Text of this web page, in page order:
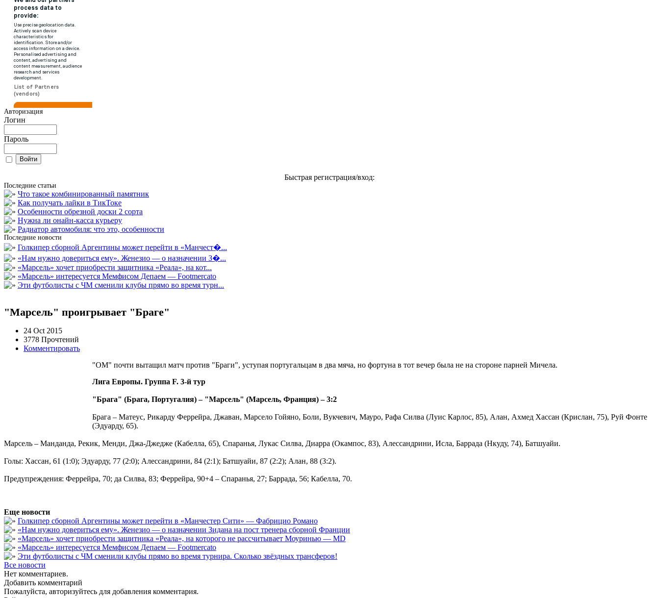
Авторизация
Логин
Пароль
Быстрая регистрация/вход:
Последние статьи
Что такое комбинированный памятник
Как получать лайки в ТикТоке
Особенности обрезной доски 2 сорта
Нужна ли онайн-касса курьеру
Радиатор автомобиля: что это, особенности
Последние новости
Голкипер сборной Аргентины может перейти в «Манчест�...
«Нам нужно довериться ему». Женезио — о назначении З�...
«Марсель» хочет приобрести защитника «Реала», на кот...
«Марсель» интересуется Мемфисом Депаем — Footmercato
Эти футболисты с ЧМ сменили клубы прямо во время турн...
"Марсель" проигрывает "Браге"
24 Oct 2015
3778 Прочтений
Комментировать
"ОМ" почти вытащил матч против "Браги", уступая португальцам в два мяча, но фортуна в тот вечер была не на стороне парней Мичела.
Лига Европы. Группа F. 3-й тур
"Брага" (Брага, Португалия) – "Марсель" (Марсель, Франция) – 3:2
Брага – Матеус, Рикарду Феррейра, Джаван, Марсело Гойяно, Боли, Вукчевич, Мауро, Рафа Силва (Луис Карлос, 85), Алан, Ахмед Хассан (Крислан, 75), Руй Фонте
(Эдуарду, 65).
Марсель – Манданда, Рекик, Менди, Джа-Джедже (Кабелла, 65), Спаранья, Лукас Силва, Диарра (Окампос, 83), Алессандрини, Исла, Баррада (Нкуду, 74), Батшуайи.
Голы: Хассан, 61 (1:0); Эдуарду, 77 (2:0); Алессандрини, 84 (2:1); Батшуайи, 87 (2:2); Алан, 88 (3:2).
Предупреждения: Феррейра, 70; да Силва, 83; Феррейра, 90+4 – Спаранья, 27; Баррада, 56; Кабелла, 70.
Еще новости
Голкипер сборной Аргентины может перейти в «Манчестер Сити» — Фабрицио Романо
«Нам нужно довериться ему». Женезио — о назначении Зидана на пост тренера сборной Франции
«Марсель» хочет приобрести защитника «Реала», на которого не рассчитывает Моуринью — MD
«Марсель» интересуется Мемфисом Депаем — Footmercato
Эти футболисты с ЧМ сменили клубы прямо во время турнира. Сколько звёздных трансферов!
Все новости
Нет комментариев.
Добавить комментарий
Пожалуйста, авторизуйтесь для добавления комментария.